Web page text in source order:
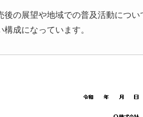
後の展望や地域での普及活動につ
成になっています。